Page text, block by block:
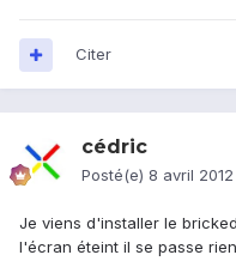
Citer
cédric
Posté(e) 8 avril 2012
Je viens d'installer le
l'écran éteint il se passe